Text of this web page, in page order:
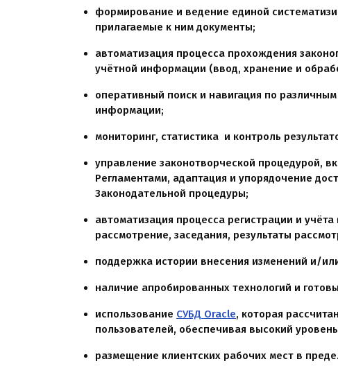
формирование и ведение единой
прилагаемые к ним документы;
автоматизация процесса прохождения
учётной информации (ввод, хранение и
оперативный поиск и навигация по
информации;
мониторинг, статистика и контроль
управление законотворческой процедурой,
Регламентами, адаптация и упорядочение
Законодательной процедуры;
автоматизация процесса регистрации и
рассмотрение, заседания, результаты
поддержка истории внесения изменений и/
наличие апробированных технологий и
использование СУБД Oracle, которая
пользователей, обеспечивая высокий
размещение клиентских рабочих мест в